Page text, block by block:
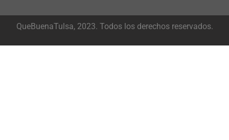
QueBuenaTulsa, 2023. Todos los derechos reservados.